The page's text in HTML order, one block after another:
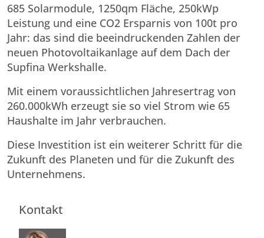
685 Solarmodule, 1250qm Fläche, 250kWp
Leistung und eine CO2 Ersparnis von 100t pro
Jahr: das sind die beeindruckenden Zahlen der
neuen Photovoltaikanlage auf dem Dach der
Supfina Werkshalle.
Mit einem voraussichtlichen Jahresertrag von
260.000kWh erzeugt sie so viel Strom wie 65
Haushalte im Jahr verbrauchen.
Diese Investition ist ein weiterer Schritt für die
Zukunft des Planeten und für die Zukunft des
Unternehmens.
Kontakt